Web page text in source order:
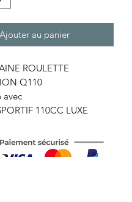
Ajouter au panier
ROULETTE
Q110
avec
110CC LUXE